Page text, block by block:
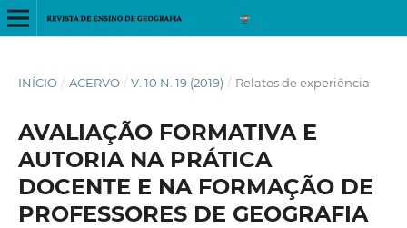
INÍCIO / ACERVO / V. 10 N. 19 (2019) / Relatos de experiência
AVALIAÇÃO FORMATIVA E
AUTORIA NA PRÁTICA
DOCENTE E NA FORMAÇÃO DE
PROFESSORES DE GEOGRAFIA